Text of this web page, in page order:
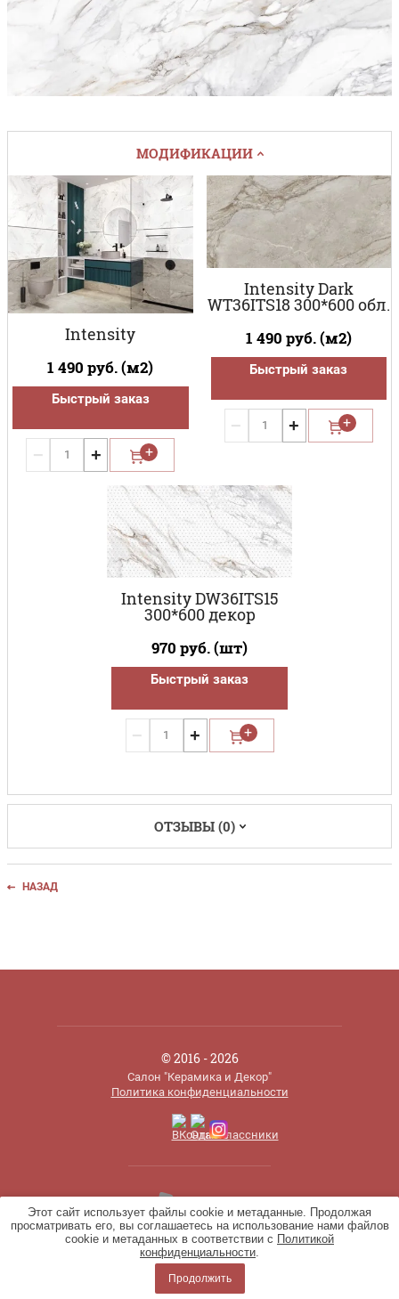
Этот сайт использует файлы cookie и метаданные. Продолжая
просматривать его, вы соглашаетесь на использование нами файлов
cookie и метаданных в соответствии с Политикой
конфиденциальности.
Продолжить
МОДИФИКАЦИИ
Intensity
1 490 руб. (м2)
Быстрый заказ
− +
Intensity Dark
WT36ITS18 300*600 обл.
1 490 руб. (м2)
Быстрый заказ
− +
Intensity DW36ITS15
300*600 декор
970 руб. (шт)
Быстрый заказ
− +
ОТЗЫВЫ (0)
НАЗАД
© 2016 - 2026
Салон "Керамика и Декор"
Политика конфиденциальности